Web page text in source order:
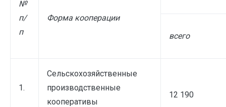
№
п/
п
Форма кооперации
всего
1.
Сельскохозяйственные
производственные
кооперативы
12 190